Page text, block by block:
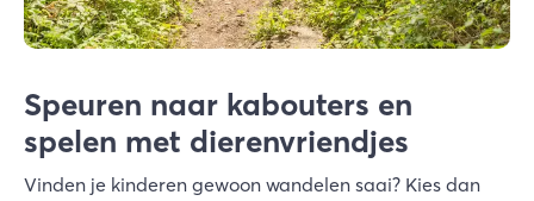
Speuren naar kabouters en
spelen met dierenvriendjes
Vinden je kinderen gewoon wandelen saai? Kies dan